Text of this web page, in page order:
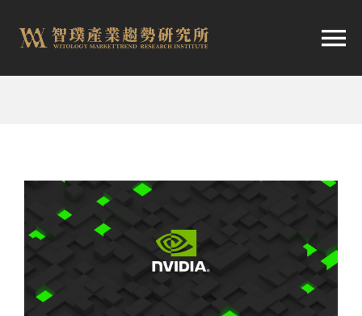
容
市場快訊